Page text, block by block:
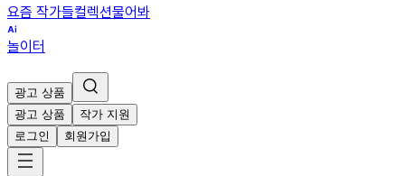
요즘 작가들컬렉션물어봐
놀이터
광고 상품
광고 상품
작가 지원
로그인
회원가입